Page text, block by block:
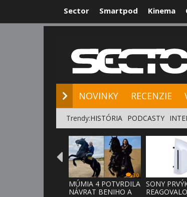
Sector Smartpod Kinema
NOVINKY RECENZIE
Trendy:HISTÓRIA PODCASTY
30
MÚMIA 4 POTVRDILA
NÁVRAT BENIHO A
SONY